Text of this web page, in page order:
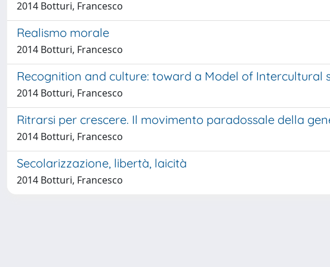
2014 Botturi, Francesco
Realismo morale
2014 Botturi, Francesco
Recognition and culture: toward a Model of Intercultural
2014 Botturi, Francesco
Ritrarsi per crescere. Il movimento paradossale della
2014 Botturi, Francesco
Secolarizzazione, libertà, laicità
2014 Botturi, Francesco